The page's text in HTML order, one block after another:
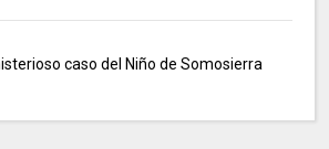
caso del Niño de Somosierra